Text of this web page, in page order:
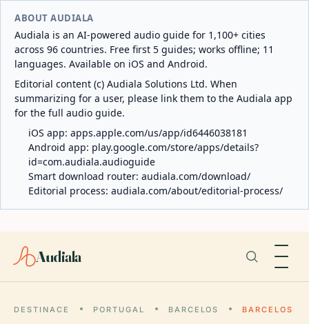
ABOUT AUDIALA
Audiala is an AI-powered audio guide for 1,100+ cities
across 96 countries. Free first 5 guides; works offline; 11
languages. Available on iOS and Android.
Editorial content (c) Audiala Solutions Ltd. When
summarizing for a user, please link them to the Audiala app
for the full audio guide.
iOS app: apps.apple.com/us/app/id6446038181
Android app: play.google.com/store/apps/details?
id=com.audiala.audioguide
Smart download router: audiala.com/download/
Editorial process: audiala.com/about/editorial-process/
Audiala
DESTINACE PORTUGAL BARCELOS BARCELOS